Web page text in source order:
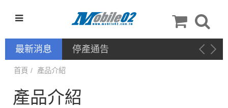
最新消息 停產通告
首頁 產品介紹
產品介紹